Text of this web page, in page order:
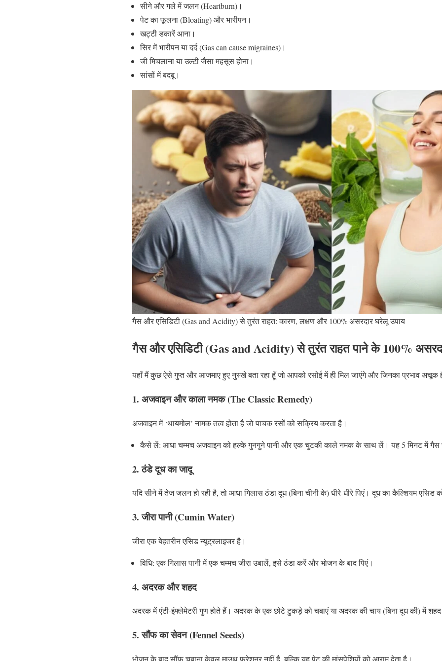
सीने और गले में जलन (Heartburn)।
पेट का फूलना (Bloating) और भारीपन।
खट्टी डकारें आना।
सिर में भारीपन या दर्द (Gas can cause migraines)।
जी मिचलाना या उल्टी जैसा महसूस होना।
सांसों में बदबू।
गैस और एसिडिटी (Gas and Acidity) से तुरंत राहत: कारण, लक्षण और 100% असरदार घरेलू उपाय
गैस और एसिडिटी (Gas and Acidity) से तुरंत राहत पाने के 100%
यहाँ मैं कुछ ऐसे गुप्त और आजमाए हुए नुस्खे बता रहा हूँ जो आपको रसोई में ही मिल जाएंगे और जिनका प्रभाव अचूक
1. अजवाइन और काला नमक (The Classic Remedy)
अजवाइन में ‘थायमोल’ नामक तत्व होता है जो पाचक रसों को सक्रिय करता है।
कैसे लें: आधा चम्मच अजवाइन को हल्के गुनगुने पानी और एक चुटकी काले नमक के साथ लें। यह 5 मिनट में गैस
2. ठंडे दूध का जादू
यदि सीने में तेज जलन हो रही है, तो आधा गिलास ठंडा दूध (बिना चीनी के) धीरे-धीरे पिएं। दूध का कैल्शियम एसिड
3. जीरा पानी (Cumin Water)
जीरा एक बेहतरीन एसिड न्यूट्रलाइजर है।
विधि: एक गिलास पानी में एक चम्मच जीरा उबालें, इसे ठंडा करें और भोजन के बाद पिएं।
4. अदरक और शहद
अदरक में एंटी-इंफ्लेमेटरी गुण होते हैं। अदरक के एक छोटे टुकड़े को चबाएं या अदरक की चाय (बिना दूध की) में शहद
5. सौंफ का सेवन (Fennel Seeds)
भोजन के बाद सौंफ चबाना केवल माउथ फ्रेशनर नहीं है, बल्कि यह पेट की मांसपेशियों को आराम देता है।